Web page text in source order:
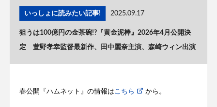
いっしょに読みたい記事! 2025.09.17
狙うは100億円の金茶碗!?『黄金泥棒』2026年4月公開決
定 萱野孝幸監督最新作、田中麗奈主演、森崎ウィン出演
春公開『ハムネット』の情報は こちら から。